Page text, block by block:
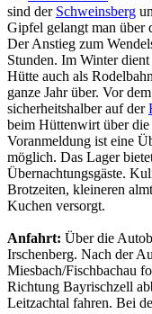
sind der Schweinsberg
Gipfel gelangt man über
Der Anstieg zum
Stunden. Im Winter
Hütte auch als
ganze Jahr über. Vor
sicherheitshalber auf der
beim Hüttenwirt über
Voranmeldung ist eine
möglich. Das Lager
Übernachtungsgäste.
Brotzeiten, kleineren
Kuchen versorgt.
Anfahrt: Über die
Irschenberg. Nach der
Miesbach/Fischbachau
Richtung Bayrischzell
Leitzachtal fahren. Bei